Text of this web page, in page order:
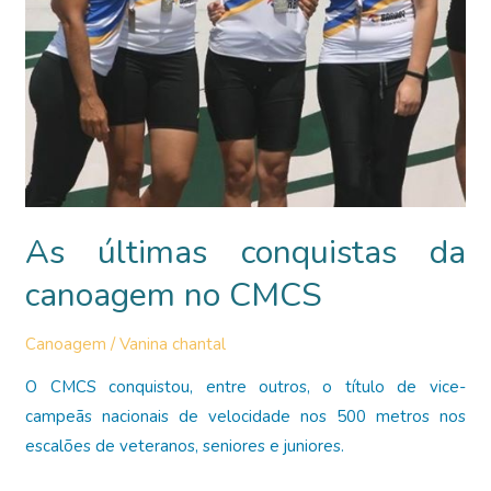
As últimas conquistas da
canoagem no CMCS
Canoagem /Vanina chantal
O CMCS conquistou, entre outros, o título de vice-
campeãs nacionais de velocidade nos 500 metros nos
escalões de veteranos, seniores e juniores.